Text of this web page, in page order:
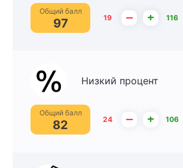
Общий балл
97 19 – + 116
Низкий процент
Общий балл
82 24 – + 106